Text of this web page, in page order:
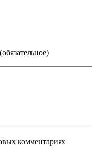
комментариях